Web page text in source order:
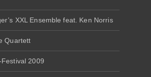
XXL Ensemble feat. Ken Norris
Quartett
2009